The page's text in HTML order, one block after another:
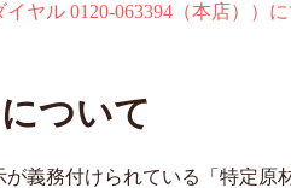
イヤル 0120-063394 （本店））
ついて
義務付けられている「特定